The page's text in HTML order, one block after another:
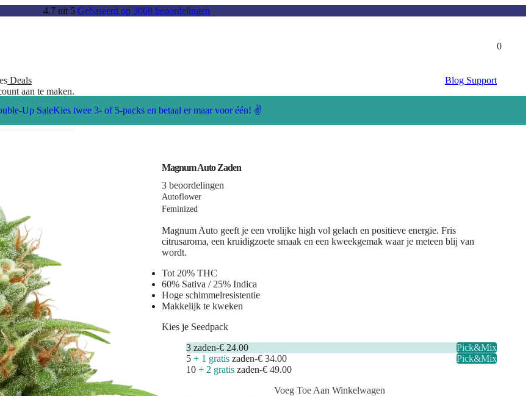
4.7 uit5 Gebaseerd op 3068 beoordelingen
0
aan te maken.
Deals Blog Support
Up SaleKies twee 3- of 5-packs en betaal er maar voor één! ✌️
Magnum Auto Zaden
3 beoordelingen
Autoflower
Feminized
Magnum Auto geeft je een vrolijke high vol gelach en positieve energie. Fris
citrusaroma, een kruidigzoete smaak en een kweekgemak waar je meteen blij van
wordt.
Tot 20% THC
60% Sativa / 25% Indica
Hoge schimmelresistentie
Makkelijk te kweken
Kies je Seedpack
3zaden-€ 24.00
Pick&Mix
5+ 1 gratis zaden-€ 34.00
Pick&Mix
10+ 2 gratis zaden-€ 49.00
Voeg Toe Aan Winkelwagen